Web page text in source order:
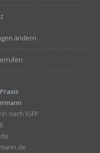
ändern
nach IGFP